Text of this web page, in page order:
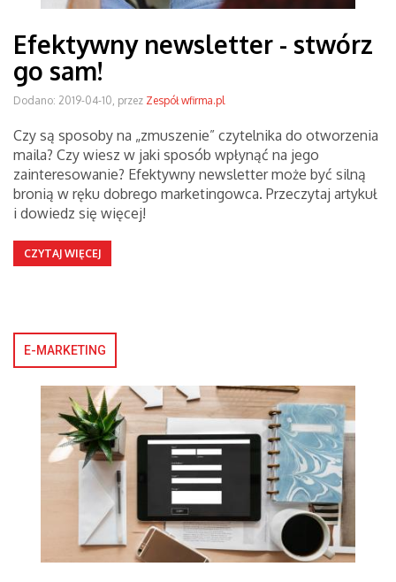
Efektywny newsletter - stwórz
go sam!
Dodano: 2019-04-10, przez Zespół wfirma.pl
Czy są sposoby na „zmuszenie” czytelnika do otworzenia
maila? Czy wiesz w jaki sposób wpłynąć na jego
zainteresowanie? Efektywny newsletter może być silną
bronią w ręku dobrego marketingowca. Przeczytaj artykuł
i dowiedz się więcej!
CZYTAJ WIĘCEJ
E-MARKETING